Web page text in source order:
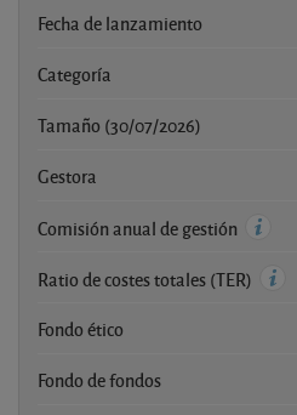
Fecha de lanzamiento
Categoría
Tamaño (30/07/2026)
Gestora
Comisión anual de gestión
Ratio de costes totales (TER)
Fondo ético
Fondo de fondos